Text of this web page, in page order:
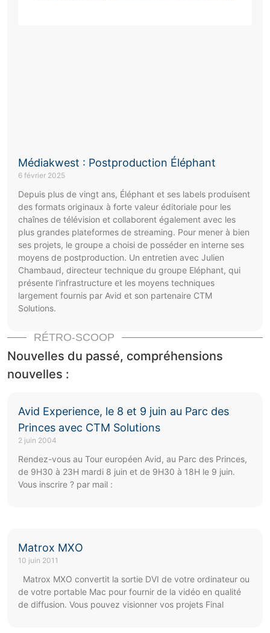
Médiakwest : Postproduction Éléphant
6 février 2025
Depuis plus de vingt ans, Éléphant et ses labels produisent
des formats originaux à forte valeur éditoriale pour les
chaînes de télévision et collaborent également avec les
plus grandes plateformes de streaming. Pour mener à bien
ses projets, le groupe a choisi de posséder en interne ses
moyens de postproduction. Un entretien avec Julien
Chambaud, directeur technique du groupe Eléphant, qui
présente l’infrastructure et les moyens techniques
largement fournis par Avid et son partenaire CTM
Solutions.
RÉTRO-SCOOP
Nouvelles du passé, compréhensions
nouvelles :
Avid Experience, le 8 et 9 juin au Parc des
Princes avec CTM Solutions
2 juin 2004
Rendez-vous au Tour européen Avid, au Parc des Princes,
de 9H30 à 23H mardi 8 juin et de 9H30 à 18H le 9 juin.
Vous inscrire ? par mail :
Matrox MXO
10 juin 2011
Matrox MXO convertit la sortie DVI de votre ordinateur ou
de votre portable Mac pour fournir de la vidéo en qualité
de diffusion. Vous pouvez visionner vos projets Final